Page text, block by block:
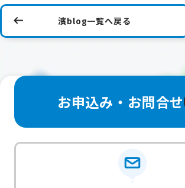
濱blog一覧へ戻る
お申込み・お問合せ